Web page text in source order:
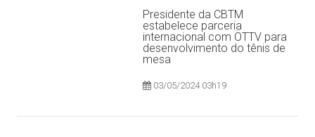
Presidente da CBTM
estabelece parceria
internacional com ÖTTV para
desenvolvimento do tênis de
mesa
03/05/2024 03h19